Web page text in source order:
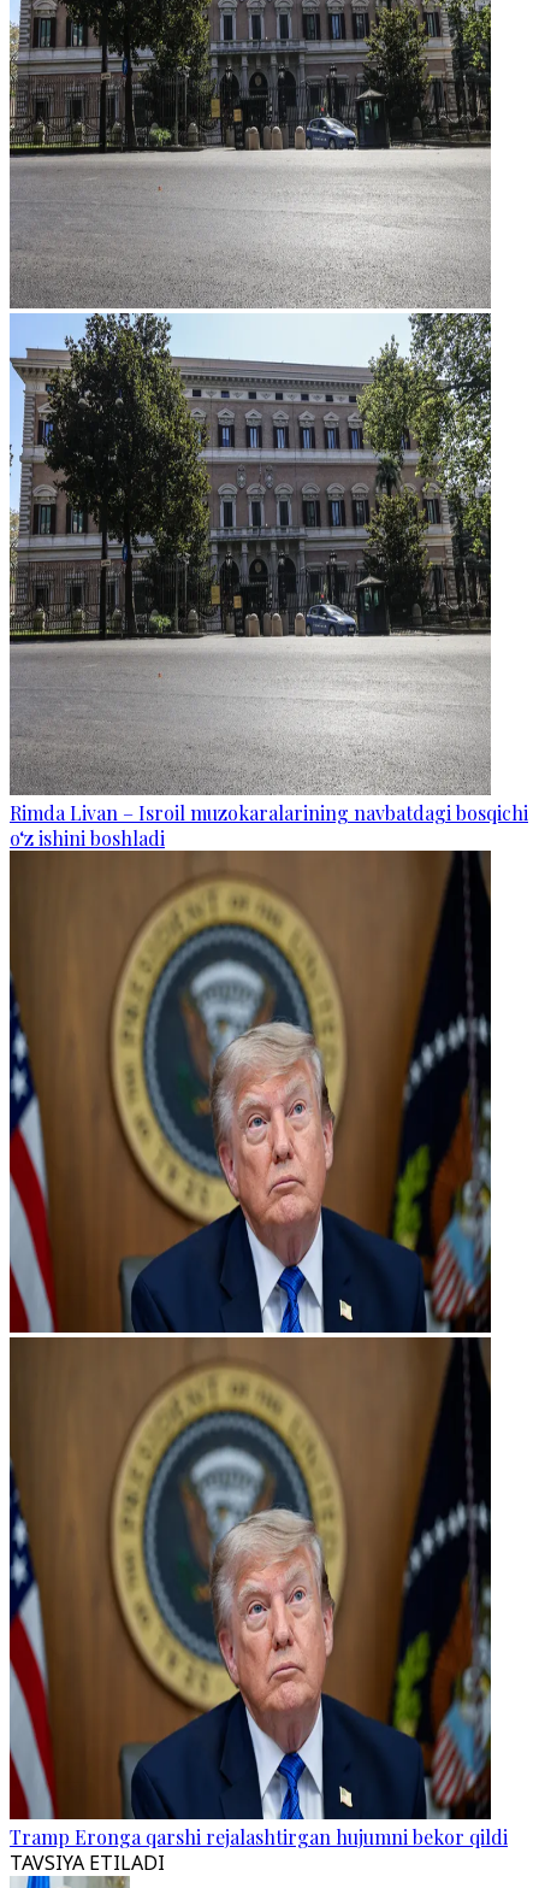
Rimda Livan – Isroil muzokaralarining navbatdagi bosqichi
o‘z ishini boshladi
Tramp Eronga qarshi rejalashtirgan hujumni bekor qildi
TAVSIYA ETILADI